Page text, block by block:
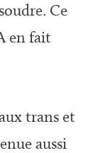
Ce
en fait
trans et
aussi